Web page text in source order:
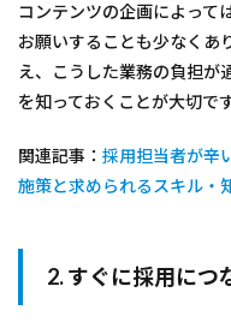
コンテンツの企画によって
お願いすることも少なくあ
え、こうした業務の負担が
を知っておくことが大切です
関連記事： 採用担当者が辛
施策と求められるスキル・
2. すぐに採用につ